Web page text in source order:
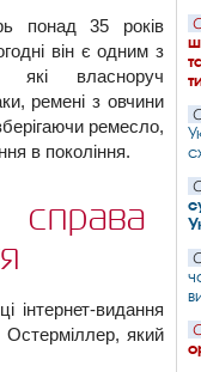
понад 35 років
він є одним з
які власноруч
ремені з овчини
ремесло,
в покоління.
інтернет-видання
який